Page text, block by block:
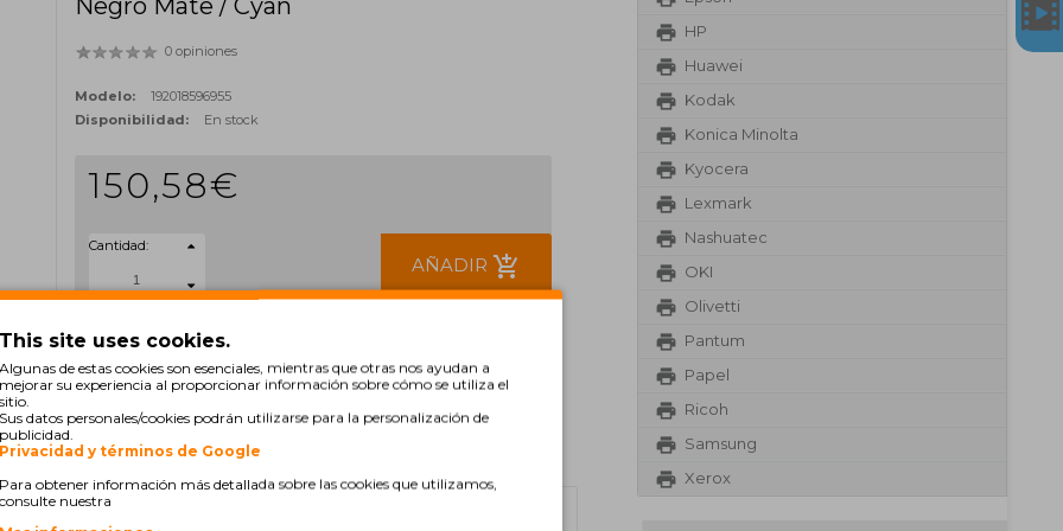
Negro Mate / Cyan
0 opiniones
Modelo:
192018596955
Disponibilidad:
En stock
150,58€
Cantidad:
AÑADIR add_shopping_cart
ETIQUETAS:
P2W01A 774
HP
Huawei
Kodak
Konica Minolta
Kyocera
Lexmark
Nashuatec
OKI
Olivetti
Pantum
Papel
Ricoh
Samsung
Xerox
This site uses cookies.
Algunas de estas cookies son esenciales, mientras que otras nos ayudan a
mejorar su experiencia al proporcionar información sobre cómo se utiliza el
sitio.
Sus datos personales/cookies podrán utilizarse para la personalización de
publicidad.
Privacidad y términos de Google
Para obtener información más detallada sobre las cookies que utilizamos,
consulte nuestra